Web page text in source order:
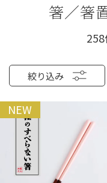
箸／箸
絞り込み
258
NEW